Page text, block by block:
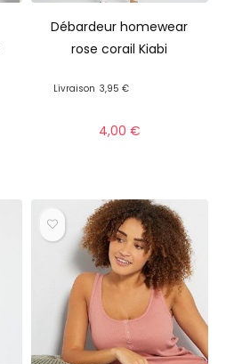
Débardeur homewear
rose corail Kiabi
Livraison 3,95 €
4,00 €